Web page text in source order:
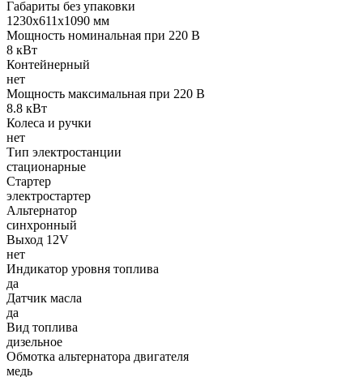
Габариты без упаковки
1230x611x1090 мм
Мощность номинальная при 220 В
8 кВт
Контейнерный
нет
Мощность максимальная при 220 В
8.8 кВт
Колеса и ручки
нет
Тип электростанции
стационарные
Стартер
электростартер
Альтернатор
синхронный
Выход 12V
нет
Индикатор уровня топлива
да
Датчик масла
да
Вид топлива
дизельное
Обмотка альтернатора двигателя
медь